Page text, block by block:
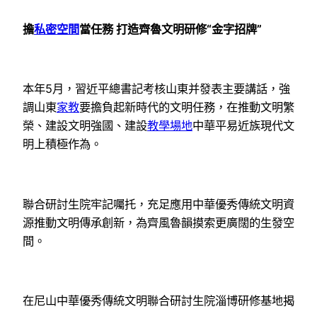
擔私密空間當任務 打造齊魯文明研修“金字招牌”
本年5月，習近平總書記考核山東并發表主要講話，強
調山東家教要擔負起新時代的文明任務，在推動文明繁
榮、建設文明強國、建設教學場地中華平易近族現代文
明上積極作為。
聯合研討生院牢記囑托，充足應用中華優秀傳統文明資
源推動文明傳承創新，為齊風魯韻摸索更廣闊的生發空
間。
在尼山中華優秀傳統文明聯合研討生院淄博研修基地揭